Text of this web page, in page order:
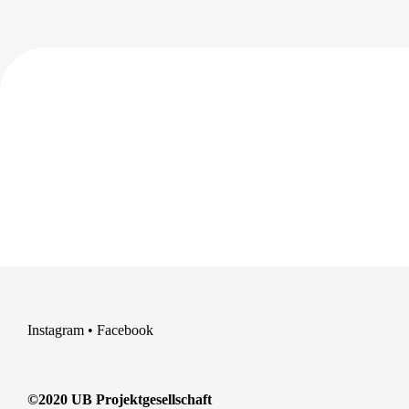
Instagram • Facebook
©2020 UB Projektgesellschaft